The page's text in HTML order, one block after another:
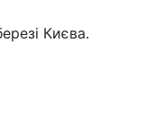
Києва.